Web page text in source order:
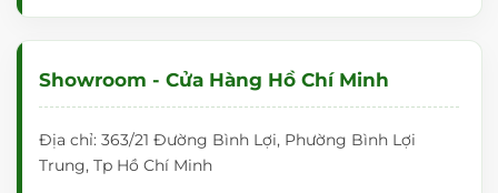
Showroom - Cửa Hàng Hồ Chí Minh
Địa chỉ: 363/21 Đường Bình Lợi, Phường Bình Lợi
Trung, Tp Hồ Chí Minh